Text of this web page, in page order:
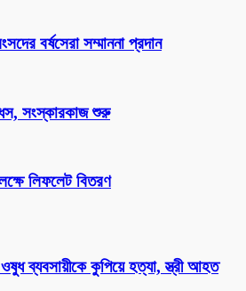
বর্ষসেরা সম্মাননা প্রদান
ধস, সংস্কারকাজ শুরু
লিফলেট বিতরণ
ব্যবসায়ীকে কুপিয়ে হত্যা, স্ত্রী আহত